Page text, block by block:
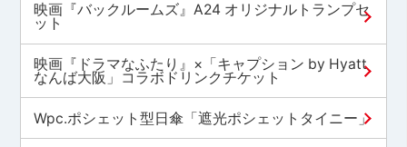
映画『バックルームズ』A24 オリジナルトランプセ
ット
映画『ドラマなふたり』×「キャプション by Hyatt
なんば大阪」コラボドリンクチケット
Wpc.ポシェット型日傘「遮光ポシェットタイニー」